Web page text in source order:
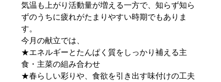
気温も上がり活動量が増える一方で、知らず知ら
ずのうちに疲れがたまりやすい時期でもありま
す。
今月の献立では、
★エネルギーとたんぱく質をしっかり補える主
食・主菜の組み合わせ
★春らしい彩りや、食欲を引き出す味付けの工夫